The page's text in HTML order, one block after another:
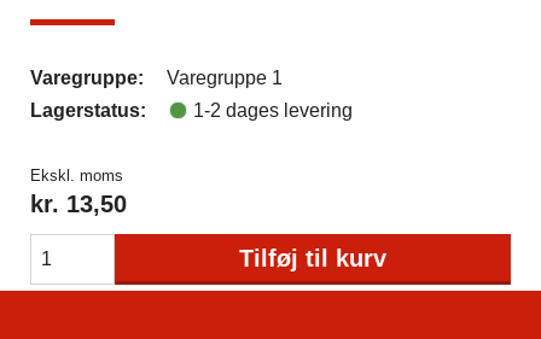
Varegruppe:
Varegruppe 1
Lagerstatus:
1-2 dages levering
Ekskl. moms
kr. 13,50
Tilføj til kurv